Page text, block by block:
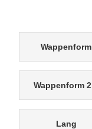
Wappenform
Wappenform
Lang